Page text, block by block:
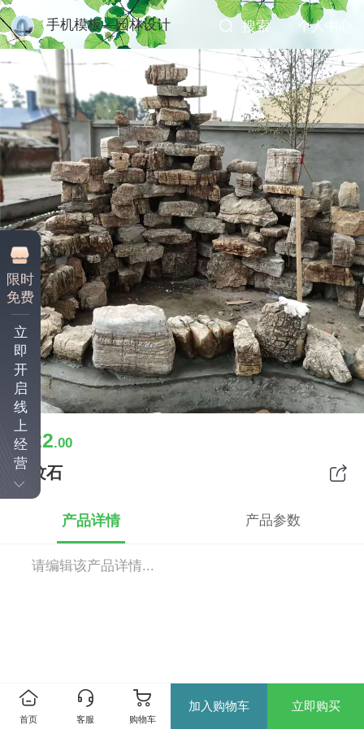
手机模板—园林设计 搜索 个人中心
￥ 22.00
龟纹石
产品详情 产品参数
请编辑该产品详情...
首页 客服 购物车
加入购物车 立即购买
限时
免费
立
即
开
启
线
上
经
营